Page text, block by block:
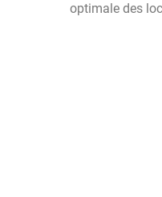
optimale des